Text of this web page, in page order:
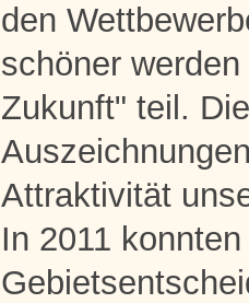
den
schöner
Zukunft" teil.
Attraktivität
In 2011